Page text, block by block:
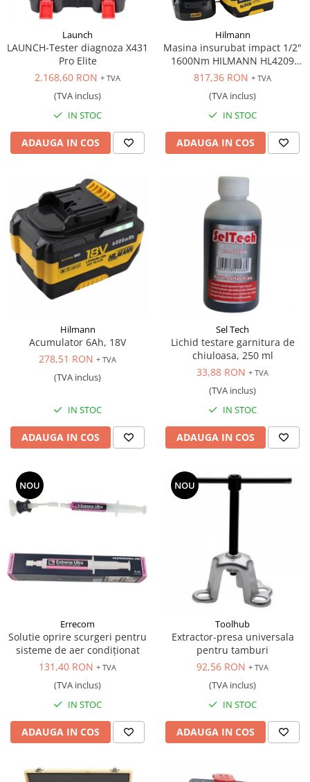
Launch
LAUNCH-Tester diagnoza X431
Pro Elite
2.168,60 RON + TVA
(TVA inclus)
IN STOC
ADAUGA IN COS
Hilmann
Masina insurubat impact 1/2"
1600Nm HILMANN HL4209
acumulator 6Ah, 18V
817,36 RON + TVA
(TVA inclus)
IN STOC
ADAUGA IN COS
Hilmann
Acumulator 6Ah, 18V
278,51 RON + TVA
(TVA inclus)
IN STOC
ADAUGA IN COS
Sel Tech
Lichid testare garnitura de
chiuloasa, 250 ml
33,88 RON + TVA
(TVA inclus)
IN STOC
ADAUGA IN COS
NOU
Errecom
Solutie oprire scurgeri pentru
sisteme de aer condiționat
131,40 RON + TVA
(TVA inclus)
IN STOC
ADAUGA IN COS
NOU
Toolhub
Extractor-presa universala
pentru tamburi
92,56 RON + TVA
(TVA inclus)
IN STOC
ADAUGA IN COS